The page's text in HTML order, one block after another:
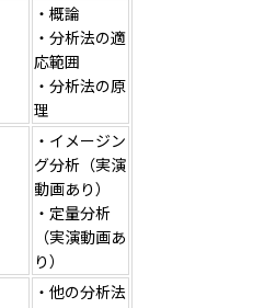
・概論
・分析法の適
応範囲
・分析法の原
理
・イメージン
グ分析（実演
動画あり）
・定量分析
（実演動画あ
り）
・他の分析法